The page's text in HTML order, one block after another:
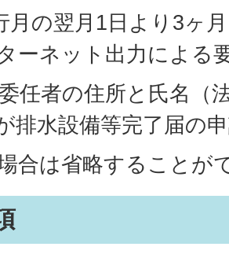
の翌月1日より3ヶ月
ーネット出力による
の住所と氏名（法
排水設備等完了届の
略することがで